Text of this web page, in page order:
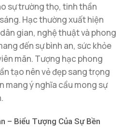
sự trường thọ, tinh thần
Hạc thường xuất hiện
gian, nghệ thuật và phong
đến sự bình an, sức khỏe
mãn. Tượng hạc phong
tạo nên vẻ đẹp sang trọng
mang ý nghĩa cầu mong sự
– Biểu Tượng Của Sự Bền